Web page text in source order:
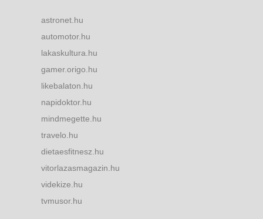
astronet.hu
automotor.hu
lakaskultura.hu
gamer.origo.hu
likebalaton.hu
napidoktor.hu
mindmegette.hu
travelo.hu
dietaesfitnesz.hu
vitorlazasmagazin.hu
videkize.hu
tvmusor.hu